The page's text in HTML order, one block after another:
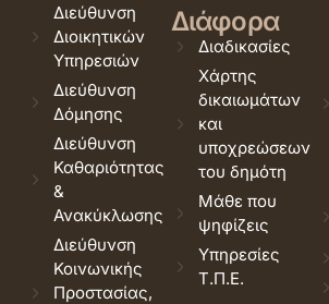
Διεύθυνση
Διοικητικών
Υπηρεσιών
Διεύθυνση
Δόμησης
Διεύθυνση
Καθαριότητας
&
Ανακύκλωσης
Διεύθυνση
Κοινωνικής
Προστασίας,
Διάφορα
Διαδικασίες
Χάρτης
δικαιωμάτων
και
υποχρεώσεων
του δημότη
Μάθε που
ψηφίζεις
Υπηρεσίες
Τ.Π.Ε.